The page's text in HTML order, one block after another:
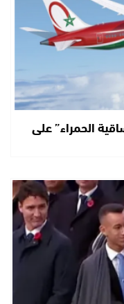
الحمراء” على